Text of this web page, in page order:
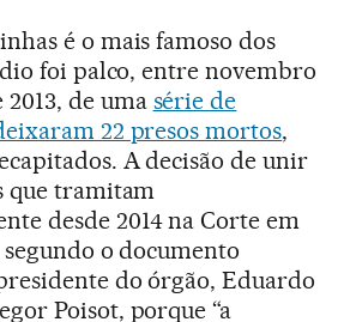
é o mais famoso dos
foi palco, entre novembro
de uma série de
22 presos mortos,
A decisão de unir
que tramitam
desde 2014 na Corte em
o documento
do órgão, Eduardo
Poisot, porque “a